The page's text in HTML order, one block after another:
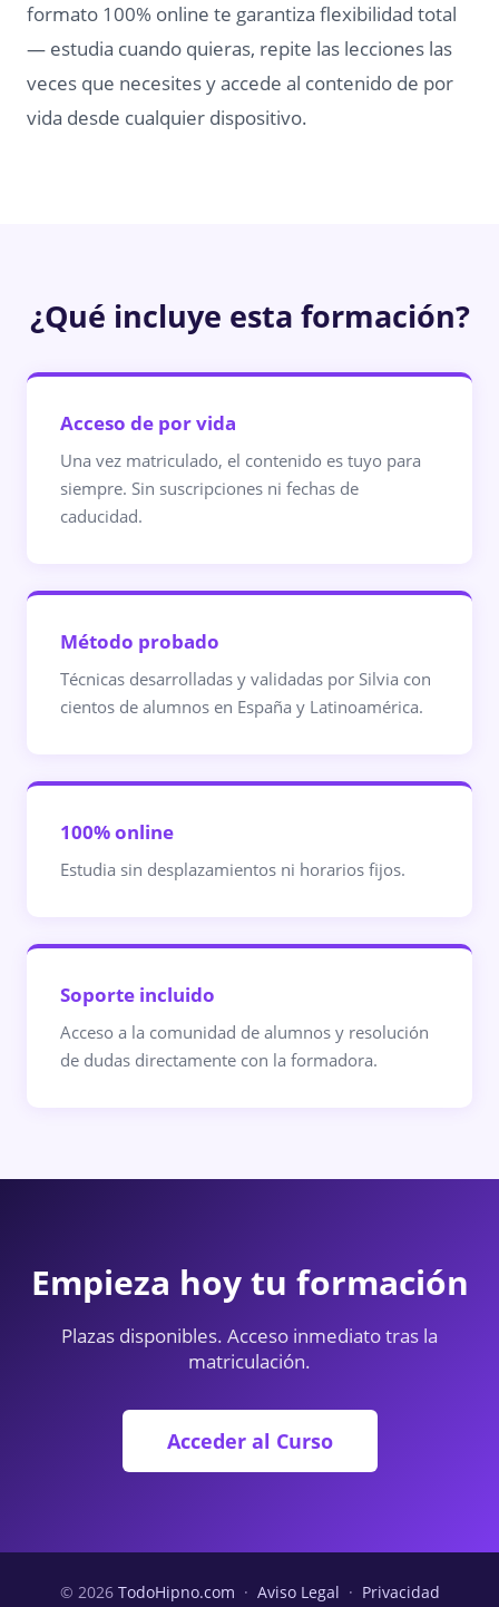
formato 100% online te garantiza flexibilidad total
— estudia cuando quieras, repite las lecciones las
veces que necesites y accede al contenido de por
vida desde cualquier dispositivo.
¿Qué incluye esta formación?
Acceso de por vida
Una vez matriculado, el contenido es tuyo para
siempre. Sin suscripciones ni fechas de
caducidad.
Método probado
Técnicas desarrolladas y validadas por Silvia con
cientos de alumnos en España y Latinoamérica.
100% online
Estudia sin desplazamientos ni horarios fijos.
Soporte incluido
Acceso a la comunidad de alumnos y resolución
de dudas directamente con la formadora.
Empieza hoy tu formación
Plazas disponibles. Acceso inmediato tras la
matriculación.
Acceder al Curso
© 2026 TodoHipno.com · Aviso Legal · Privacidad